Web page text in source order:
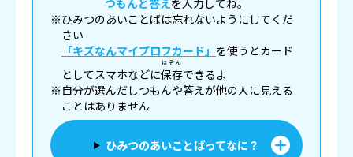
つもんと答えを入力してね。
※ひみつのあいことばは忘れないようにしてくだ
さい
「キズなんマイプロフカード」 を使うとカード
としてスマホなどに保存
ほぞん
できるよ
※自分が選んだしつもんや答えが他の人に見える
ことはありません
ひみつのあいことばってなに？